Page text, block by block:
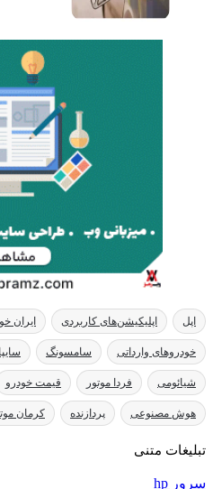
ایران خودرو بهمن موتور
سایپا شرایط فروش خودرو
قیمت خودرو مدیران خودرو هواوی
کرمان موتور گجت هوشمند گوگل